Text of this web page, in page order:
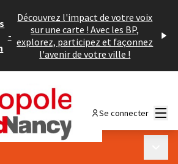
-
Découvrez l'impact de votre voix
sur une carte ! Avec les BP,
explorez, participez et façonnez
l'avenir de votre ville !
Se connecter